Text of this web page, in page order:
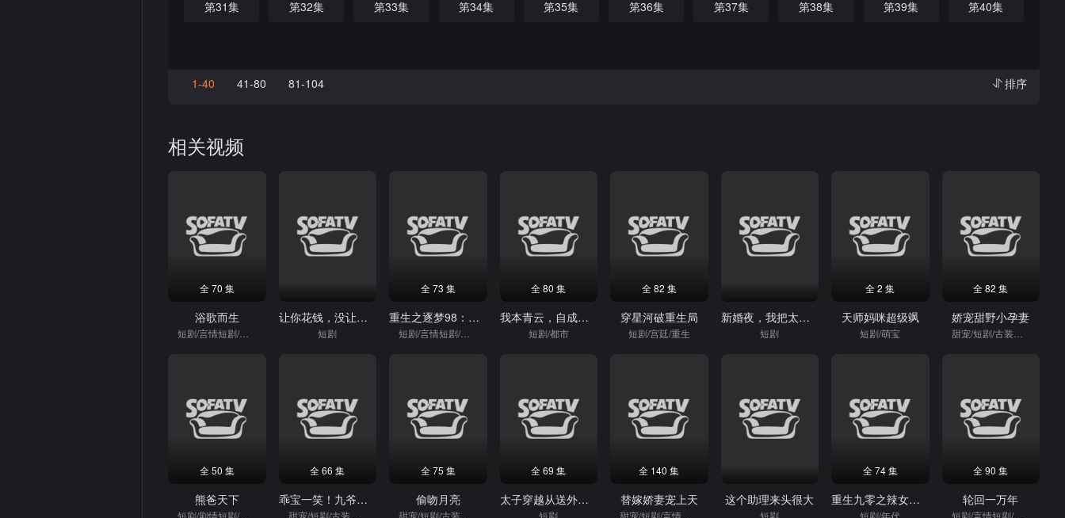
第31集 第32集 第33集 第34集 第35集 第36集 第37集 第38集 第39集 第40集
1-40 41-80 81-104 排序
相关视频
全 70 集
浴歌而生
短剧/言情短剧/逆袭
让你花钱，没让你带全村致富
短剧
全 73 集
重生之逐梦98：正义与财富同行
短剧/言情短剧/逆袭
全 80 集
我本青云，自成峰峦
短剧/都市
全 82 集
穿星河破重生局
短剧/宫廷/重生
新婚夜，我把太子打哭了
短剧
全 2 集
天师妈咪超级飒
短剧/萌宝
全 82 集
娇宠甜野小孕妻
全 50 集
熊爸天下
全 66 集
乖宝一笑！九爷心狂跳
全 75 集
偷吻月亮
全 69 集
太子穿越从送外卖崛起
全 140 集
替嫁娇妻宠上天 这个助理来头很大
全 74 集
重生九零之辣女来了
全 90 集
轮回一万年